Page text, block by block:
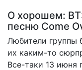
О хорошем:
песню Come
Любители группы
их каким-то
Все-таки 13 июня